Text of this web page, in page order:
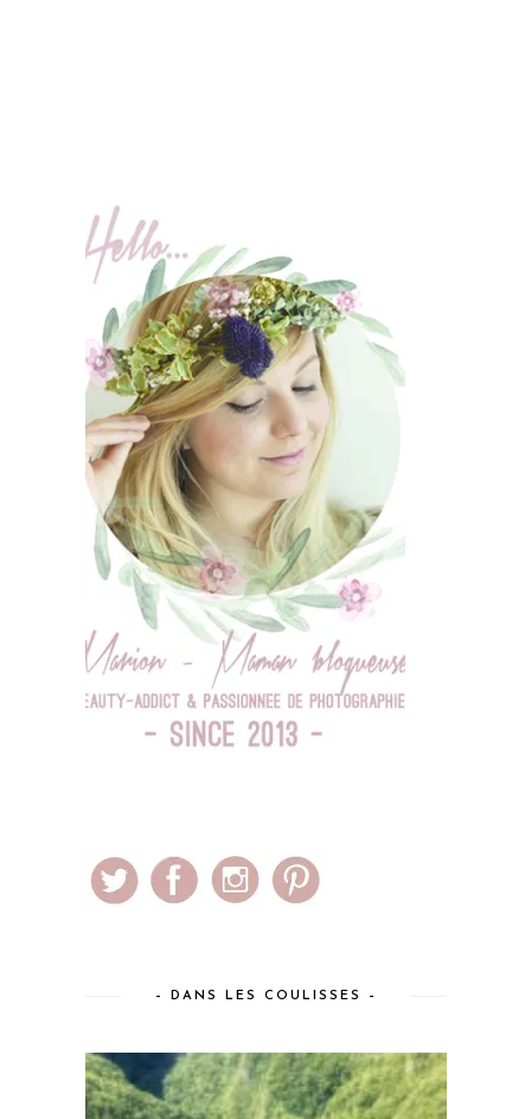
– DANS LES COULISSES –